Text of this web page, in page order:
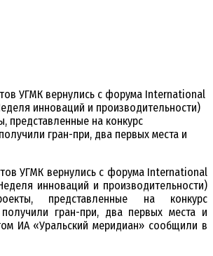
УГМК вернулись с форума International
инноваций и производительности)
представленные на конкурс
гран-при, два первых места и
УГМК вернулись с форума International
инноваций и производительности)
представленные на конкурс
гран-при, два первых места и
ИА «Уральский меридиан» сообщили в